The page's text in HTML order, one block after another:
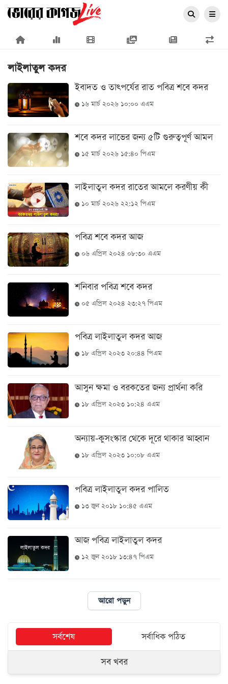
×
জাতীয়
রাজনীতি
অর্থনীতি
আন্তর্জাতিক
সারাদেশ
খেলা
বিনোদন
স্টাইল
শিক্ষা
সব
বিভাগ
ভিডিও
আর্কাইভ
পত্রিকা
পেপার
লাইলাতুল কদর
ইবাদত ও তাৎপর্যের রাত পবিত্র শবে কদর
১৬ মার্চ ২০২৬ ১০:০০ এএম
শবে কদর লাভের জন্য ৫টি গুরুত্বপূর্ণ আমল
১৫ মার্চ ২০২৬ ১৫:৪০ পিএম
লাইলাতুল কদর রাতের আমলে করণীয় কী
১০ মার্চ ২০২৬ ২২:১২ পিএম
পবিত্র শবে কদর আজ
০৬ এপ্রিল ২০২৪ ০৮:৩০ এএম
শনিবার পবিত্র শবে কদর
০৫ এপ্রিল ২০২৪ ২৩:২৭ পিএম
পবিত্র লাইলাতুল কদর আজ
১৮ এপ্রিল ২০২৩ ২০:৪৪ পিএম
আসুন ক্ষমা ও বরকতের জন্য প্রার্থনা করি
১৮ এপ্রিল ২০২৩ ১০:২৪ এএম
অন্যায়-কুসংস্কার থেকে দূরে থাকার আহ্বান
১৮ এপ্রিল ২০২৩ ১০:০৮ এএম
পবিত্র লাইলাতুল কদর পালিত
১৩ জুন ২০১৮ ১০:৪৫ এএম
আজ পবিত্র লাইলাতুল কদর
১২ জুন ২০১৮ ১৩:৪৭ পিএম
আরো পড়ুন
সর্বশেষ সর্বাধিক পঠিত
সব খবর